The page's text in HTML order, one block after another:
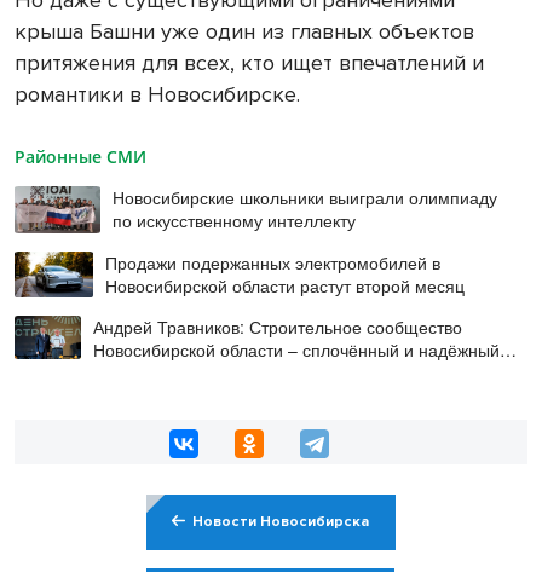
крыша Башни уже один из главных объектов
притяжения для всех, кто ищет впечатлений и
романтики в Новосибирске.
Районные СМИ
Новосибирские школьники выиграли олимпиаду
по искусственному интеллекту
Продажи подержанных электромобилей в
Новосибирской области растут второй месяц
Андрей Травников: Строительное сообщество
Новосибирской области – сплочённый и надёжный
Новости Новосибирска